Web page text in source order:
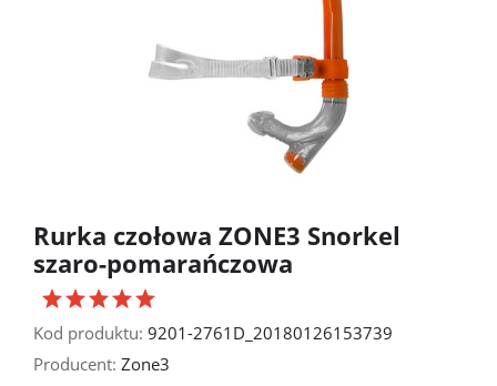
Rurka czołowa ZONE3 Snorkel
szaro-pomarańczowa
Kod produktu: 9201-2761D_20180126153739
Producent: Zone3